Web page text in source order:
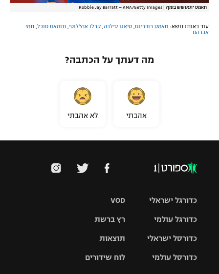
חאמס יתאושש בזמן? Robbie Jay Barratt – AMA/Getty Images
עוד באותו נושא: חאמס רודריגס טיאגו סילבה קרלו אנצ'לוטי תומאס טוכל תמי
אברהם
מה דעתך על הכתבה?
אהבתי לא אהבתי
VOD
רץ ברשת
תוצאות
לוח שידורים
כדורגל ישראלי
כדורגל עולמי
האלופות
כדורסל ישראלי
כדורסל עולמי